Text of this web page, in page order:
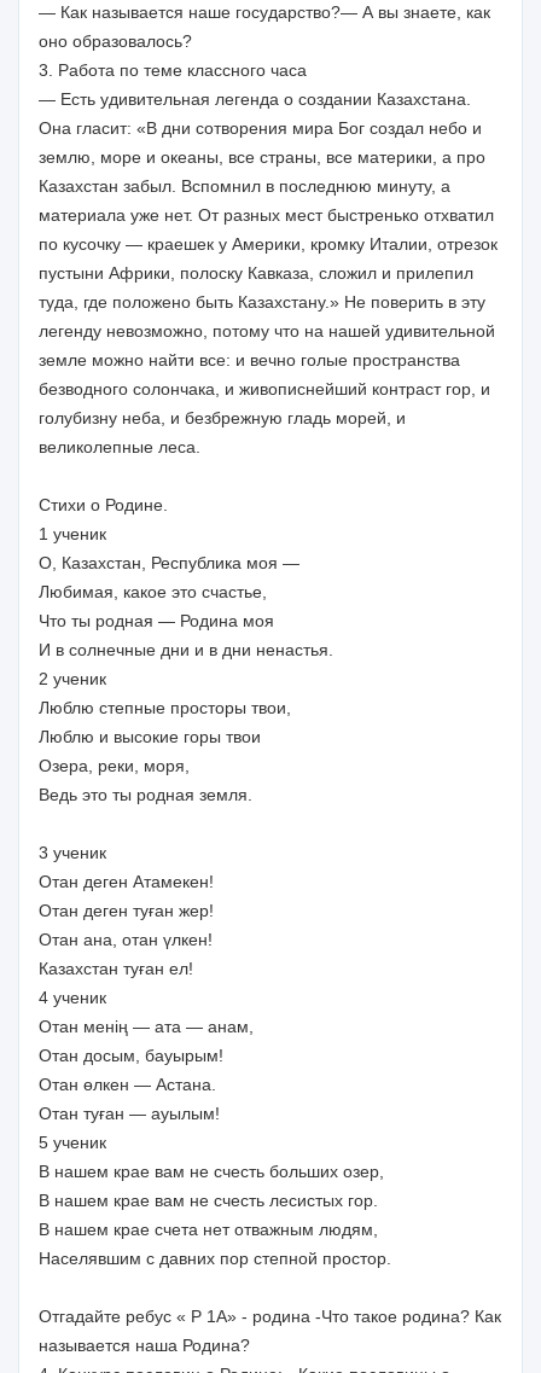
— Как называется наше государство?— А вы знаете, как
оно образовалось?
3. Работа по теме классного часа
— Есть удивительная легенда о создании Казахстана.
Она гласит: «В дни сотворения мира Бог создал небо и
землю, море и океаны, все страны, все материки, а про
Казахстан забыл. Вспомнил в последнюю минуту, а
материала уже нет. От разных мест быстренько отхватил
по кусочку — краешек у Америки, кромку Италии, отрезок
пустыни Африки, полоску Кавказа, сложил и прилепил
туда, где положено быть Казахстану.» Не поверить в эту
легенду невозможно, потому что на нашей удивительной
земле можно найти все: и вечно голые пространства
безводного солончака, и живописнейший контраст гор, и
голубизну неба, и безбрежную гладь морей, и
великолепные леса.
Стихи о Родине.
1 ученик
О, Казахстан, Республика моя —
Любимая, какое это счастье,
Что ты родная — Родина моя
И в солнечные дни и в дни ненастья.
2 ученик
Люблю степные просторы твои,
Люблю и высокие горы твои
Озера, реки, моря,
Ведь это ты родная земля.
3 ученик
Отан деген Атамекен!
Отан деген туған жер!
Отан ана, отан үлкен!
Казахстан туған ел!
4 ученик
Отан менің — ата — анам,
Отан досым, бауырым!
Отан өлкен — Астана.
Отан туған — ауылым!
5 ученик
В нашем крае вам не счесть больших озер,
В нашем крае вам не счесть лесистых гор.
В нашем крае счета нет отважным людям,
Населявшим с давних пор степной простор.
Отгадайте ребус « Р 1А» - родина -Что такое родина? Как
называется наша Родина?